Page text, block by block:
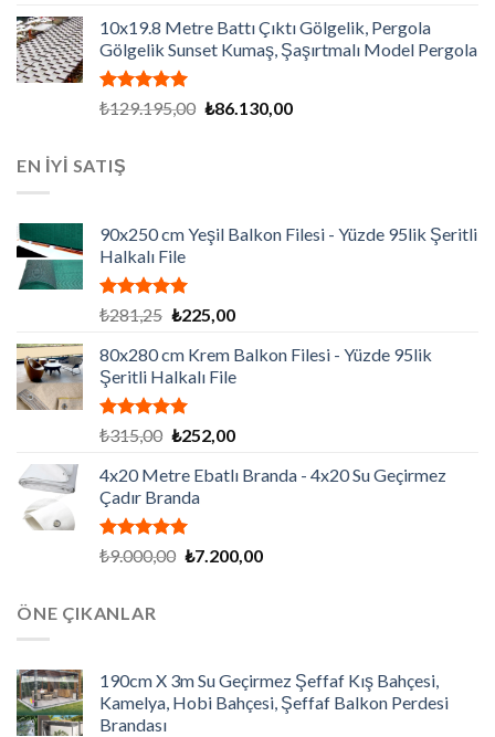
aldı
₺129.847,50.fiyat:
₺86.565,00.
10x19.8 Metre Battı Çıktı Gölgelik, Pergola
Gölgelik Sunset Kumaş, Şaşırtmalı Model Pergola
5 üzerinden
₺129.195,00 Orijinal
₺86.130,00Şu
EN İYİ SATIŞ
90x250 cm Yeşil Balkon Filesi - Yüzde 95lik Şeritli
Halkalı File
5 üzerinden
oy
aldı
₺281,25 Orijinal
₺281,25.
₺225,00Şu
fiyat:
₺225,00.
80x280 cm Krem Balkon Filesi - Yüzde 95lik
Şeritli Halkalı File
5 üzerinden
oy
aldı
₺315,00 Orijinal
₺315,00.
₺252,00Şu
fiyat:
4x20 Metre Ebatlı Branda - 4x20 Su Geçirmez
Çadır Branda
5 üzerinden
oy
₺9.000,00 Orijinal
₺7.200,00Şu
ÖNE ÇIKANLAR
190cm X 3m Su Geçirmez Şeffaf Kış Bahçesi,
Kamelya, Hobi Bahçesi, Şeffaf Balkon Perdesi
Brandası